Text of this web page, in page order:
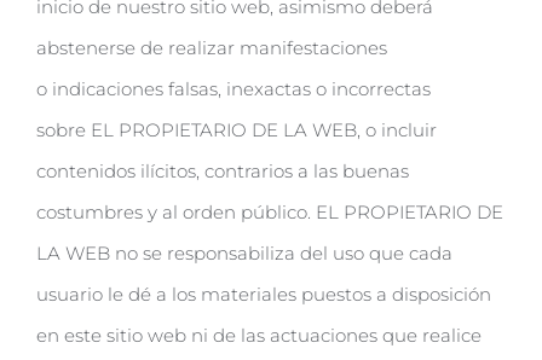
inicio de nuestro sitio web, asimismo deberá
abstenerse de realizar manifestaciones
o indicaciones falsas, inexactas o incorrectas
sobre EL PROPIETARIO DE LA WEB, o incluir
contenidos ilícitos, contrarios a las buenas
costumbres y al orden público. EL PROPIETARIO DE
LA WEB no se responsabiliza del uso que cada
usuario le dé a los materiales puestos a disposición
en este sitio web ni de las actuaciones que realice